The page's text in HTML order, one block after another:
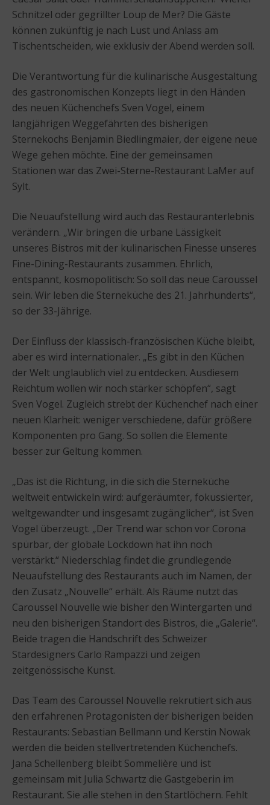
Schnitzel oder gegrillter Loup de Mer? Die Gäste
können zukünftig je nach Lust und Anlass am
Tischentscheiden, wie exklusiv der Abend werden soll.
Die Verantwortung für die kulinarische Ausgestaltung
des gastronomischen Konzepts liegt in den Händen
des neuen Küchenchefs Sven Vogel, einem
langjährigen Weggefährten des bisherigen
Sternekochs Benjamin Biedlingmaier, der eigene neue
Wege gehen möchte. Eine der gemeinsamen
Stationen war das Zwei-Sterne-Restaurant LaMer auf
Sylt.
Die Neuaufstellung wird auch das Restauranterlebnis
verändern. „Wir bringen die urbane Lässigkeit
unseres Bistros mit der kulinarischen Finesse unseres
Fine-Dining-Restaurants zusammen. Ehrlich,
entspannt, kosmopolitisch: So soll das neue Caroussel
sein. Wir leben die Sterneküche des 21. Jahrhunderts“,
so der 33-Jährige.
Der Einfluss der klassisch-französischen Küche bleibt,
aber es wird internationaler. „Es gibt in den Küchen
der Welt unglaublich viel zu entdecken. Ausdiesem
Reichtum wollen wir noch stärker schöpfen“, sagt
Sven Vogel. Zugleich strebt der Küchenchef nach einer
neuen Klarheit: weniger verschiedene, dafür größere
Komponenten pro Gang. So sollen die Elemente
besser zur Geltung kommen.
„Das ist die Richtung, in die sich die Sterneküche
weltweit entwickeln wird: aufgeräumter, fokussierter,
weltgewandter und insgesamt zugänglicher“, ist Sven
Vogel überzeugt. „Der Trend war schon vor Corona
spürbar, der globale Lockdown hat ihn noch
verstärkt.“ Niederschlag findet die grundlegende
Neuaufstellung des Restaurants auch im Namen, der
den Zusatz „Nouvelle“ erhält. Als Räume nutzt das
Caroussel Nouvelle wie bisher den Wintergarten und
neu den bisherigen Standort des Bistros, die „Galerie“.
Beide tragen die Handschrift des Schweizer
Stardesigners Carlo Rampazzi und zeigen
zeitgenössische Kunst.
Das Team des Caroussel Nouvelle rekrutiert sich aus
den erfahrenen Protagonisten der bisherigen beiden
Restaurants: Sebastian Bellmann und Kerstin Nowak
werden die beiden stellvertretenden Küchenchefs.
Jana Schellenberg bleibt Sommelière und ist
gemeinsam mit Julia Schwartz die Gastgeberin im
Restaurant. Sie alle stehen in den Startlöchern. Fehlt